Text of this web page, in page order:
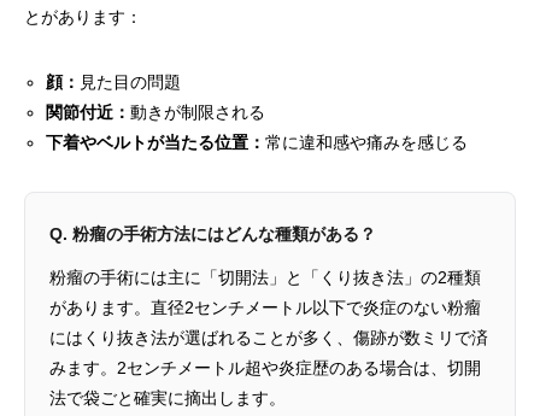
とがあります：
顔： 見た目の問題
関節付近：動きが制限される
下着やベルトが当たる位置：常に違和感や痛みを感じる
Q. 粉瘤の手術方法にはどんな種類がある？
粉瘤の手術には主に「切開法」と「くり抜き法」の2種類
があります。直径2センチメートル以下で炎症のない粉瘤
にはくり抜き法が選ばれることが多く、傷跡が数ミリで済
みます。2センチメートル超や炎症歴のある場合は、切開
法で袋ごと確実に摘出します。